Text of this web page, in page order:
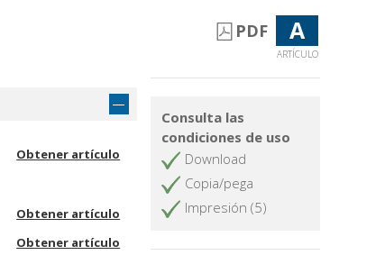
Obtener artículo
Obtener artículo
Obtener artículo
PDF A
ARTÍCULO
Consulta las
condiciones de uso
Download
Copia/pega
Impresión (5)